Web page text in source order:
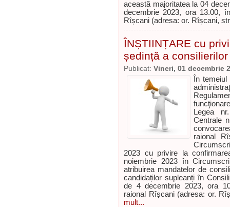
această majoritatea la 04
decembrie 2023, ora 13.00,
Rîșcani (adresa: or. Rîșcani,
ÎNȘTIINȚARE cu
ședință a
Publicat: Vineri, 01 decembrie
În
Legea
Centrale
raional
2023 cu privire la
noiembrie 2023 în
atribuirea mandatelor de
candidaților supleanți în
de 4 decembrie 2023, ora
raional Rîșcani (adresa: or.
mult...